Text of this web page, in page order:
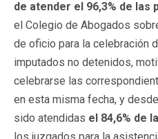
de atender el 96,3% de las
el Colegio de Abogados
de oficio para la celebración
imputados no detenidos,
celebrarse las
en esta misma fecha, y
sido atendidas el 84,6% de